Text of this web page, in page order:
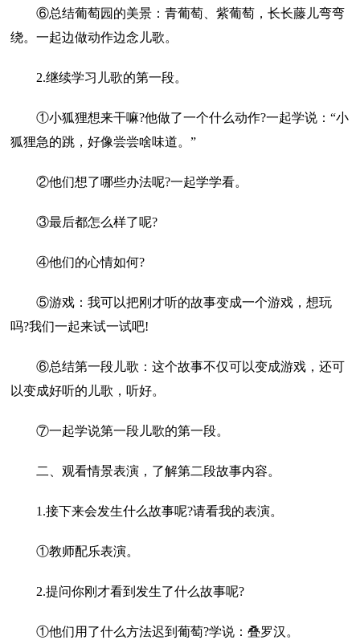
⑥总结葡萄园的美景：青葡萄、紫葡萄，长长藤儿弯弯
绕。一起边做动作边念儿歌。
2.继续学习儿歌的第一段。
①小狐狸想来干嘛?他做了一个什么动作?一起学说：“小
狐狸急的跳，好像尝尝啥味道。”
②他们想了哪些办法呢?一起学学看。
③最后都怎么样了呢?
④他们的心情如何?
⑤游戏：我可以把刚才听的故事变成一个游戏，想玩
吗?我们一起来试一试吧!
⑥总结第一段儿歌：这个故事不仅可以变成游戏，还可
以变成好听的儿歌，听好。
⑦一起学说第一段儿歌的第一段。
二、观看情景表演，了解第二段故事内容。
1.接下来会发生什么故事呢?请看我的表演。
①教师配乐表演。
2.提问你刚才看到发生了什么故事呢?
①他们用了什么方法迟到葡萄?学说：叠罗汉。